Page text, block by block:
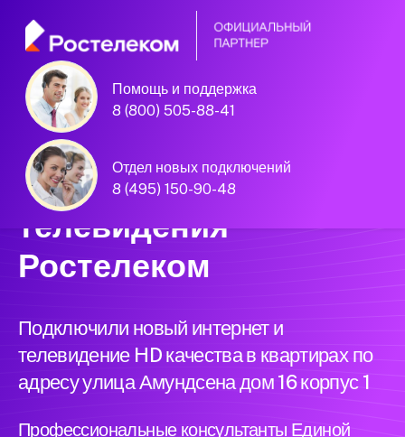
Помощь и поддержка
8 (800) 505-88-41
Отдел новых подключений
8 (495) 150-90-48
Единая Система
Подключений
нового интернета и
телевидения
Ростелеком
Подключили новый интернет и
телевидение HD качества в квартирах по
адресу улица Амундсена дом 16 корпус 1
Профессиональные консультанты Единой